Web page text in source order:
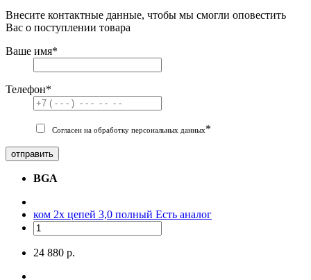
Внесите контактные данные, чтобы мы смогли оповестить
Вас о поступлении товара
Ваше имя*
Телефон*
Согласен на обработку персональных данных*
отправить
BGA
ком 2х цепей 3,0 полный Есть аналог
24 880 р.